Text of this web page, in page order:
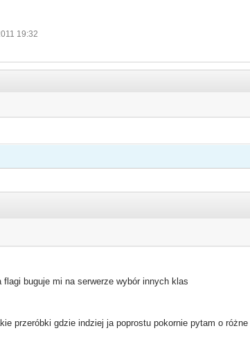
19:32
buguje mi na serwerze wybór innych klas
przeróbki gdzie indziej ja poprostu pokornie pytam o